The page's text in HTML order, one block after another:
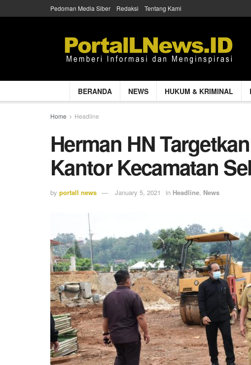
Pedoman Media Siber Redaksi Tentang Kami
BERANDA NEWS HUKUM & KRIMINAL
Home Headline
Herman HN
Kantor Kecamatan
by portall news January 5, 2021 in Headline, News